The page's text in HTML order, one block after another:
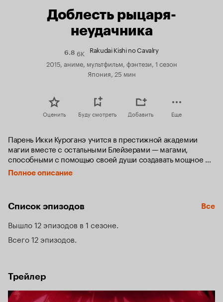
Доблесть рыцаря-
неудачника
6.8Рейтинг
Кинопоиска
6K Rakudai Kishi no Cavalry
2015, аниме, мультфильм, фэнтези, 1 сезон
Япония, 25 мин
Оценить Буду смотреть Добавить Еще
Парень Икки Куроганэ учится в престижной академии
магии вместе с остальными Блейзерами — магами,
способными с помощью своей души создавать мощное
оружие. Правда, за Икки давно закрепился статус
неудачника и худшего студента академии. Встреча
судьбоносной.
Полное описание
Список эпизодов Все
Вышло 12 эпизодов в 1 сезоне
Всего 12 эпизодов
Трейлер